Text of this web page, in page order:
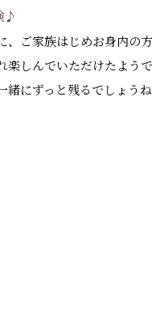
♪
、ご家族はじめお身内の
楽しんでいただけたよう
緒にずっと残るでしょう